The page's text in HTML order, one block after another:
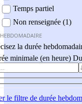
Temps partiel
Non renseignée (1)
la durée
minimale (en heure)
le filtre de durée